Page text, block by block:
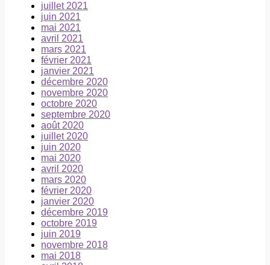
juillet 2021
juin 2021
mai 2021
avril 2021
mars 2021
février 2021
janvier 2021
décembre 2020
novembre 2020
octobre 2020
septembre 2020
août 2020
juillet 2020
juin 2020
mai 2020
avril 2020
mars 2020
février 2020
janvier 2020
décembre 2019
octobre 2019
juin 2019
novembre 2018
mai 2018